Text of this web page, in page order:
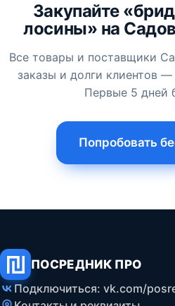
Закупайте
лосины» на
Все товары и поставщики
заказы и долги клиентов
Первые 5 дней
Попробовать
ПОСРЕДНИК ПРО
Подключиться: vk.com/